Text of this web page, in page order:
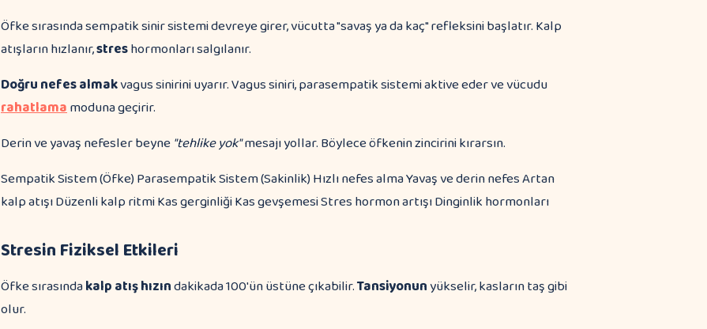
Öfke sırasında sempatik sinir sistemi devreye girer, vücutta "savaş ya da kaç" refleksini başlatır. Kalp
atışların hızlanır,streshormonları salgılanır.
Doğru nefes almakvagus sinirini uyarır. Vagus siniri, parasempatik sistemi aktive eder ve vücudu
rahatlamamoduna geçirir.
Derin ve yavaş nefesler beyne"tehlike yok"mesajı yollar. Böylece öfkenin zincirini kırarsın.
Sempatik Sistem (Öfke) Parasempatik Sistem (Sakinlik) Hızlı nefes alma Yavaş ve derin nefes Artan
kalp atışı Düzenli kalp ritmi Kas gerginliği Kas gevşemesi Stres hormon artışı Dinginlik hormonları
Stresin Fiziksel Etkileri
Öfke sırasındakalp atış hızındakikada 100'ün üstüne çıkabilir.Tansiyonunyükselir, kasların taş gibi
olur.